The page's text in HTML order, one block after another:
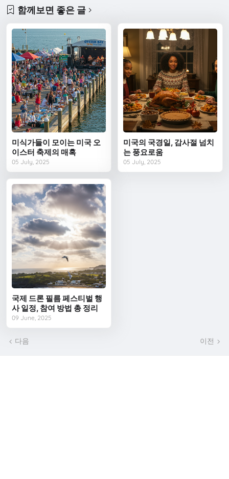
함께보면 좋은 글
미식가들이 모이는 미국 오
이스터 축제의 매혹
05 July, 2025
미국의 국경일, 감사절 넘치
는 풍요로움
05 July, 2025
국제 드론 필름 페스티벌 행
사 일정, 참여 방법 총 정리
09 June, 2025
다음 이전